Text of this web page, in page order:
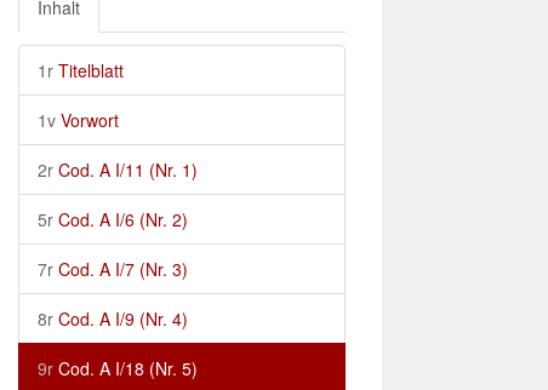
Inhalt
1r Titelblatt
1v Vorwort
2r Cod. A I/11 (Nr. 1)
5r Cod. A I/6 (Nr. 2)
7r Cod. A I/7 (Nr. 3)
8r Cod. A I/9 (Nr. 4)
9r Cod. A I/18 (Nr. 5)